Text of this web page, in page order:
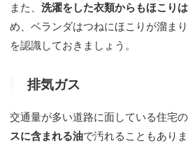
また、 洗濯をした衣類からもほこり
め、ベランダはつねにほこりが溜ま
を認識しておきましょう。
排気ガス
交通量が多い道路に面している住宅の
スに含まれる油で汚れることもありま